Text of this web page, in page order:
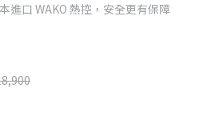
進口 WAKO 熱控，安全更有保障